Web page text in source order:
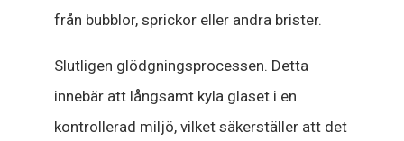
från bubblor, sprickor eller andra brister.
Slutligen glödgningsprocessen. Detta
innebär att långsamt kyla glaset i en
kontrollerad miljö, vilket säkerställer att det